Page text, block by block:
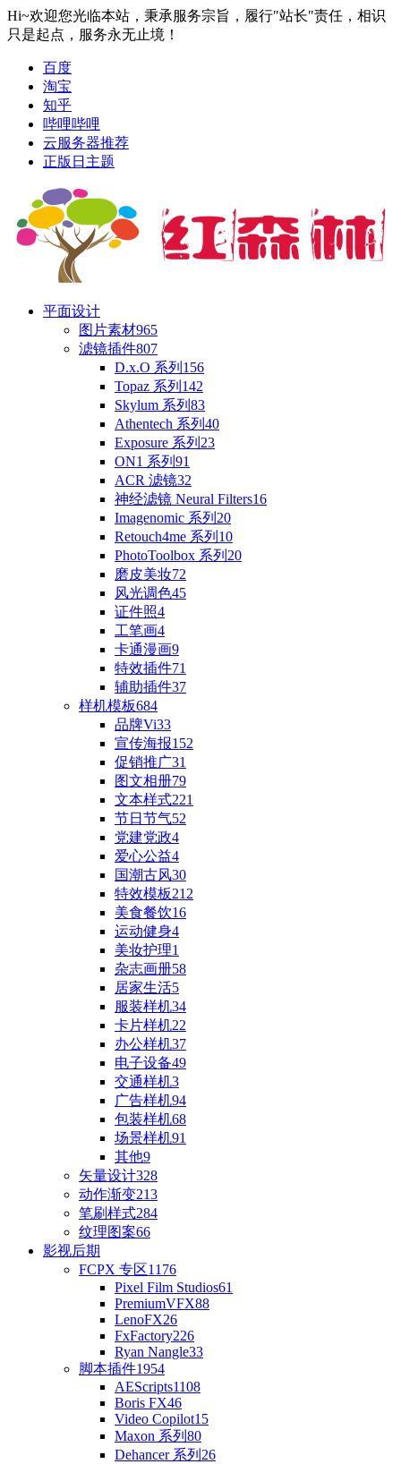
Hi~欢迎您光临本站，秉承服务宗旨，履行"站长"责任，相识
只是起点，服务永无止境！
百度
淘宝
知乎
哔哩哔哩
云服务器推荐
正版日主题
平面设计
图片素材965
滤镜插件807
D.x.O 系列 156
Topaz 系列 142
Skylum 系列 83
Athentech 系列 40
Exposure 系列 23
ON1 系列 91
ACR 滤镜32
神经滤镜 Neural Filters16
Imagenomic 系列 20
Retouch4me 系列 10
PhotoToolbox 系列 20
磨皮美妆72
风光调色45
证件照4
工笔画4
卡通漫画9
特效插件71
辅助插件37
样机模板684
品牌Vi33
宣传海报152
促销推广31
图文相册79
文本样式221
节日节气52
党建党政4
爱心公益4
国潮古风30
特效模板212
美食餐饮16
运动健身4
美妆护理1
杂志画册58
居家生活5
服装样机34
卡片样机22
办公样机37
电子设备49
交通样机3
广告样机94
包装样机68
场景样机91
其他9
矢量设计328
动作渐变213
笔刷样式284
纹理图案66
影视后期
FCPX 专区1176
Pixel Film Studios61
PremiumVFX88
LenoFX26
FxFactory226
Ryan Nangle33
脚本插件1954
AEScripts1108
Boris FX46
Video Copilot15
Maxon 系列 80
Dehancer 系列 26